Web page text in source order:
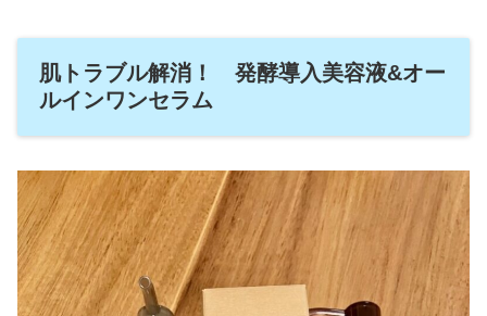
肌トラブル解消！ 発酵導入美容液&オー
ルインワンセラム